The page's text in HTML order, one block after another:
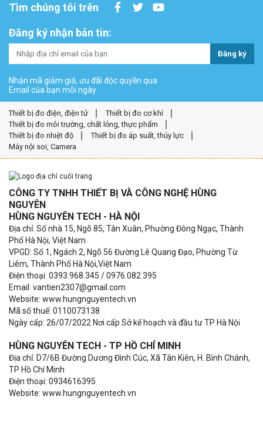
Tìm chúng tôi trên
Đăng ký nhận bản tin:
Đăng ký
Nhận mã giảm giá, ưu đãi độc quyền qua
Email của bạn mỗi ngày.
Thiết bị đo điện, điện tử
Thiết bị đo cơ khí
Thiết bị đo môi trường, chất lỏng, thực phẩm
Thiết bị đo nhiệt độ
Thiết bị đo áp suất, thủy lực
Máy nội soi, Camera
CÔNG TY TNHH THIẾT BỊ VÀ CÔNG NGHỆ HÙNG
NGUYÊN
HÙNG NGUYÊN TECH - HÀ NỘI
Địa chỉ: Số nhà 15, Ngõ 85, Tân Xuân, Phường Đông Ngạc, Thành
Phố Hà Nội, Việt Nam
VPGD: Số 1, Ngách 2, Ngõ 56 Đường Lê Quang Đạo, Phường Từ
Liêm, Thành Phố Hà Nội,Việt Nam
Điện thoại: 0393.968.345 / 0976.082.395
Email: vantien2307@gmail.com
Website: www.hungnguyentech.vn
Mã số thuế: 0110073138
Ngày cấp: 26/07/2022 Nơi cấp Sở kế hoạch và đầu tư TP Hà Nội
HÙNG NGUYÊN TECH - TP HỒ CHÍ MINH
Địa chỉ: D7/6B Đường Dương Đình Cúc, Xã Tân Kiên, H. Bình Chánh,
TP Hồ Chí Minh
Điện thoại: 0934616395
Website: www.hungnguyentech.vn